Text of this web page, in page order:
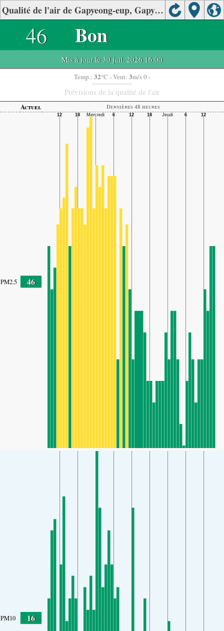
Qualité de l'air de Gapyeong-eup, Gapyeong-gun, Gyeonggi.
46 Bon
Mis à jour le 30 juil. 2026 16:00
Temp.: 32°C - Vent: 3m/s 0 -
Prévisions de la qualité de l'air
Actuel Dernières 48 heures
PM2.5 46
PM10 16